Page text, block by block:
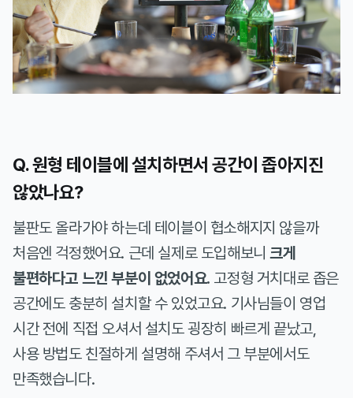
Q. 원형 테이블에 설치하면서 공간이 좁아지진
않았나요?
불판도 올라가야 하는데 테이블이 협소해지지 않을까
처음엔 걱정했어요. 근데 실제로 도입해보니크게
불편하다고 느낀 부분이 없었어요. 고정형 거치대로 좁은
공간에도 충분히 설치할 수 있었고요. 기사님들이 영업
시간 전에 직접 오셔서 설치도 굉장히 빠르게 끝났고,
사용 방법도 친절하게 설명해 주셔서 그 부분에서도
만족했습니다.